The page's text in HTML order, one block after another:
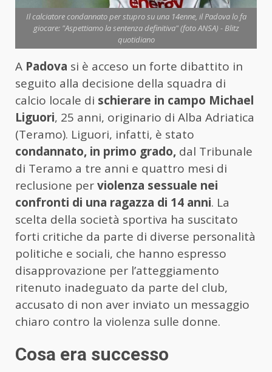
Il calciatore condannato per stupro su una 14enne, il Padova lo fa
giocare: "Aspettiamo la sentenza definitiva" (foto ANSA) - Blitz
quotidiano
A Padova si è acceso un forte dibattito in
seguito alla decisione della squadra di
calcio locale di schierare in campo Michael
Liguori, 25 anni, originario di Alba Adriatica
(Teramo). Liguori, infatti, è stato
condannato, in primo grado, dal Tribunale
di Teramo a tre anni e quattro mesi di
reclusione perviolenza sessuale nei
confronti di una ragazza di 14 anni. La
scelta della società sportiva ha suscitato
forti critiche da parte di diverse personalità
politiche e sociali, che hanno espresso
disapprovazione per l’atteggiamento
ritenuto inadeguato da parte del club,
accusato di non aver inviato un messaggio
chiaro contro la violenza sulle donne.
Cosa era successo